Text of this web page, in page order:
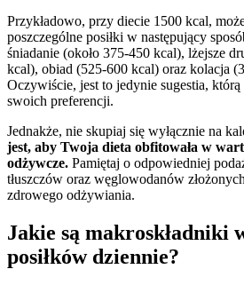
Przykładowo, przy diecie 1500 kcal,
poszczególne posiłki w następujący
śniadanie (około 375-450 kcal), lżejsze
kcal), obiad (525-600 kcal) oraz kolacja
Oczywiście, jest to jedynie sugestia,
swoich preferencji.
Jednakże, nie skupiaj się wyłącznie na
jest, aby Twoja dieta obfitowała w
odżywcze. Pamiętaj o odpowiedniej
tłuszczów oraz węglowodanów
zdrowego odżywiania.
Jakie są makroskładniki
posiłków dziennie?